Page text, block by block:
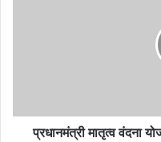
प्रधानमंत्री मातृत्व वंदना